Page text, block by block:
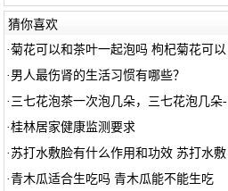
猜你喜欢
·菊花可以和茶叶一起泡吗 枸杞菊花可以
· 男人最伤肾的生活习惯有哪些？
· 三七花泡茶一次泡几朵，三七花泡几朵-
·桂林居家健康监测要求
·苏打水敷脸有什么作用和功效 苏打水敷
·青木瓜适合生吃吗 青木瓜能不能生吃